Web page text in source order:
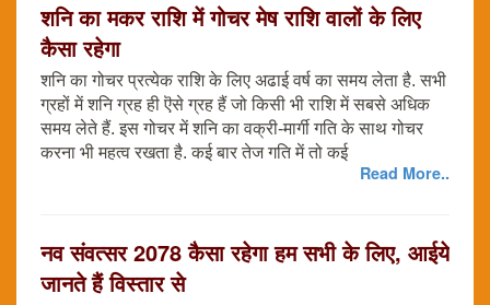
शनि का मकर राशि में गोचर मेष राशि वालों के लिए
कैसा रहेगा
शनि का गोचर प्रत्येक राशि के लिए अढाई वर्ष का समय लेता है. सभी
ग्रहों में शनि ग्रह ही ऎसे ग्रह हैं जो किसी भी राशि में सबसे अधिक
समय लेते हैं. इस गोचर में शनि का वक्री-मार्गी गति के साथ गोचर
करना भी महत्व रखता है. कई बार तेज गति में तो कई
Read More..
नव संवत्सर 2078 कैसा रहेगा हम सभी के लिए, आईये
जानते हैं विस्तार से